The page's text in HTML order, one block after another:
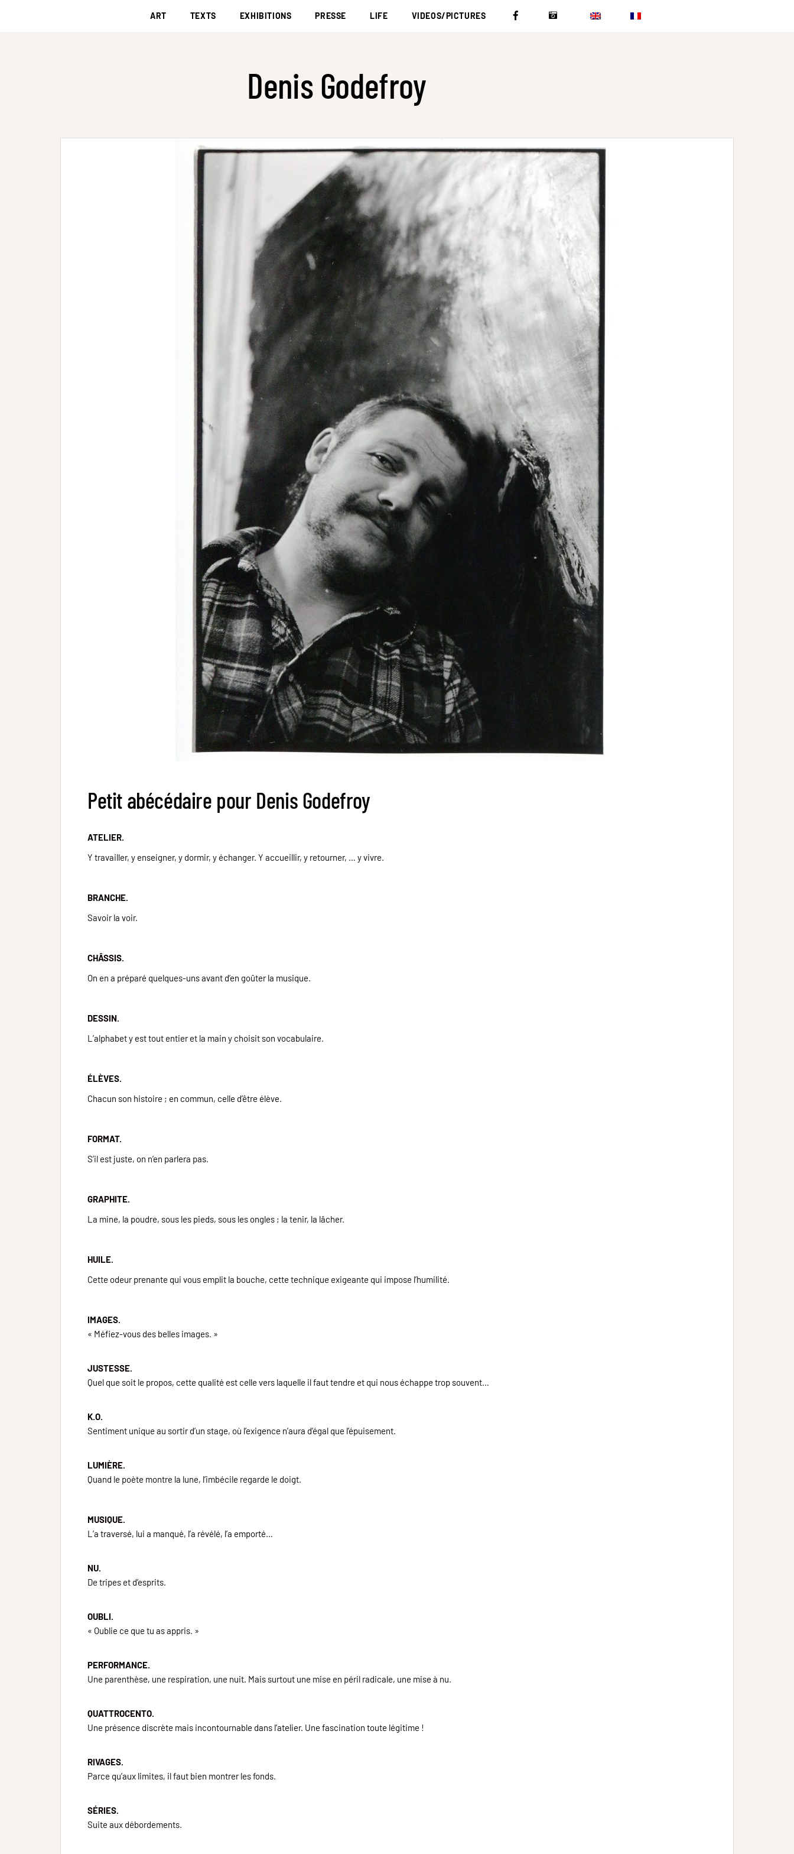
ART TEXTS EXHIBITIONS PRESSE LIFE VIDEOS/PICTURES
Denis Godefroy
Petit abécédaire pour Denis Godefroy
ATELIER.
Y travailler, y enseigner, y dormir, y échanger. Y accueillir, y retourner, … y vivre.
BRANCHE.
Savoir la voir.
CHÂSSIS.
On en a préparé quelques-uns avant d’en goûter la musique.
DESSIN.
L’alphabet y est tout entier et la main y choisit son vocabulaire.
ÉLÈVES.
Chacun son histoire ; en commun, celle d’être élève.
FORMAT.
S’il est juste, on n’en parlera pas.
GRAPHITE.
La mine, la poudre, sous les pieds, sous les ongles ; la tenir, la lâcher.
HUILE.
Cette odeur prenante qui vous emplit la bouche, cette technique exigeante qui impose l’humilité.
IMAGES.
« Méfiez-vous des belles images. »
JUSTESSE.
Quel que soit le propos, cette qualité est celle vers laquelle il faut tendre et qui nous échappe trop souvent…
K.O.
Sentiment unique au sortir d’un stage, où l’exigence n’aura d’égal que l’épuisement.
LUMIÈRE.
Quand le poète montre la lune, l’imbécile regarde le doigt.
MUSIQUE.
L’a traversé, lui a manqué, l’a révélé, l’a emporté…
NU.
De tripes et d’esprits.
OUBLI.
« Oublie ce que tu as appris. »
PERFORMANCE.
Une parenthèse, une respiration, une nuit. Mais surtout une mise en péril radicale, une mise à nu.
QUATTROCENTO.
Une présence discrète mais incontournable dans l’atelier. Une fascination toute légitime !
RIVAGES.
Parce qu’aux limites, il faut bien montrer les fonds.
SÉRIES.
Suite aux débordements.